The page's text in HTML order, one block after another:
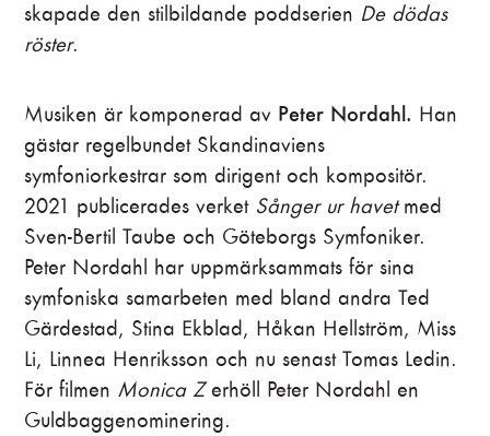
skapade den stilbildande poddserien De dödas
röster.
Musiken är komponerad av Peter Nordahl. Han
gästar regelbundet Skandinaviens
symfoniorkestrar som dirigent och kompositör.
2021 publicerades verket Sånger ur havetmed
Sven-Bertil Taube och Göteborgs Symfoniker.
Peter Nordahl har uppmärksammats för sina
symfoniska samarbeten med bland andra Ted
Gärdestad, Stina Ekblad, Håkan Hellström, Miss
Li, Linnea Henriksson och nu senast Tomas Ledin.
För filmen Monica Zerhöll Peter Nordahl en
Guldbaggenominering.